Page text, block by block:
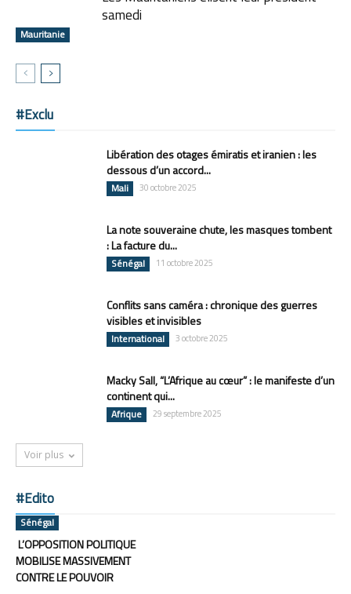
Mauritanie
samedi
#Exclu
Libération des otages émiratis et iranien : les
dessous d’un accord...
Mali 30 octobre 2025
La note souveraine chute, les masques tombent
: La facture du...
Sénégal 11 octobre 2025
Conflits sans caméra : chronique des guerres
visibles et invisibles
International 3 octobre 2025
Macky Sall, “L’Afrique au cœur” : le manifeste d’un
continent qui...
Afrique 29 septembre 2025
Voir plus
#Edito
Sénégal
L’OPPOSITION POLITIQUE
MOBILISE MASSIVEMENT
CONTRE LE POUVOIR